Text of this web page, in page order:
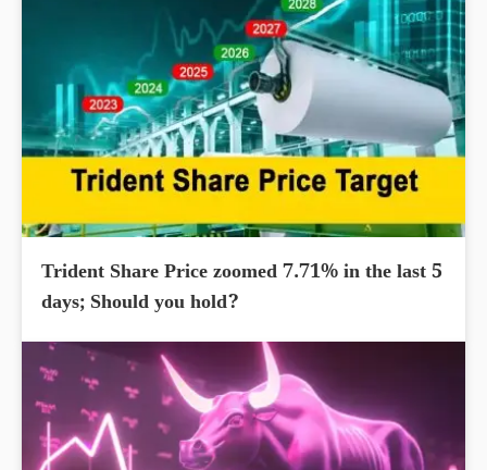
Trident Share Price zoomed 7.71% in the last 5
days; Should you hold?